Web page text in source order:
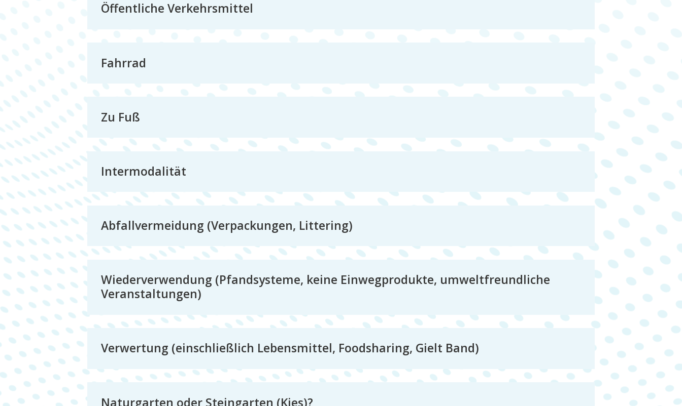
Öffentliche Verkehrsmittel
Fahrrad
Zu Fuß
Intermodalität
Abfallvermeidung (Verpackungen, Littering)
Wiederverwendung (Pfandsysteme, keine Einwegprodukte, umweltfreundliche
Veranstaltungen)
Verwertung (einschließlich Lebensmittel, Foodsharing, Gielt Band)
Naturgarten oder Steingarten (Kies)?